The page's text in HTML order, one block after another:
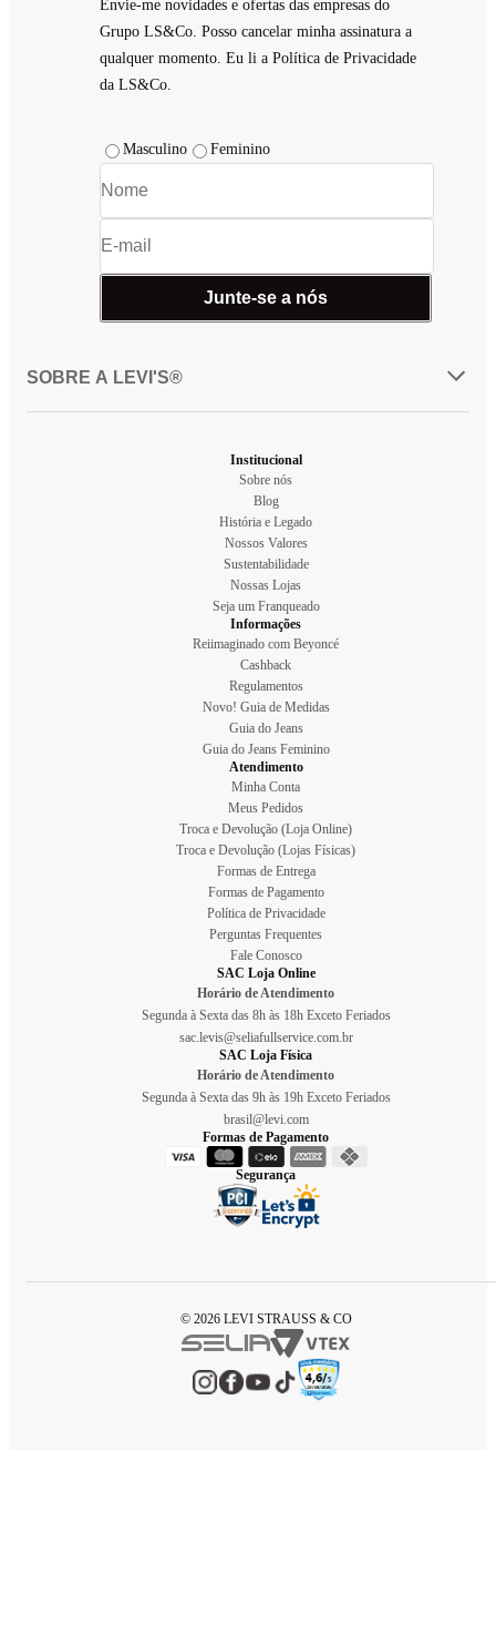
Envie-me novidades e ofertas das empresas do
Grupo LS&Co. Posso cancelar minha assinatura a
qualquer momento. Eu li a Política de Privacidade
da LS&Co.
Masculino Feminino
Junte-se a nós
SOBRE A LEVI'S®
Institucional
Sobre nós
Blog
História e Legado
Nossos Valores
Sustentabilidade
Nossas Lojas
Seja um Franqueado
Informações
Reiimaginado com Beyoncé
Cashback
Regulamentos
Novo! Guia de Medidas
Guia do Jeans
Guia do Jeans Feminino
Atendimento
Minha Conta
Meus Pedidos
Troca e Devolução (Loja Online)
Troca e Devolução (Lojas Físicas)
Formas de Entrega
Formas de Pagamento
Política de Privacidade
Perguntas Frequentes
Fale Conosco
SAC Loja Online
Horário de Atendimento
Segunda à Sexta das 8h às 18h Exceto Feriados
sac.levis@seliafullservice.com.br
SAC Loja Física
Horário de Atendimento
Segunda à Sexta das 9h às 19h Exceto Feriados
brasil@levi.com
Formas de Pagamento
Segurança
© 2026 LEVI STRAUSS & CO